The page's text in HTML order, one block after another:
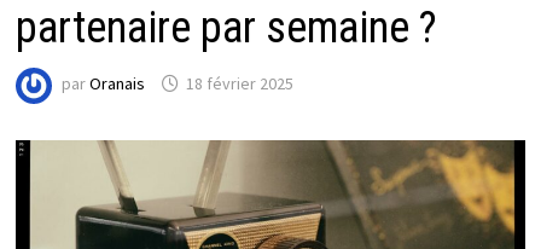
partenaire par semaine ?
parOranais 18 février 2025